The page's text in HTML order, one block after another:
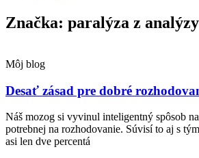
Značka: paralýza z analýzy
Môj blog
Desať zásad pre dobré
Náš mozog si vyvinul inteligentný spôsob
potrebnej na rozhodovanie. Súvisí to aj s
asi len dve percentá